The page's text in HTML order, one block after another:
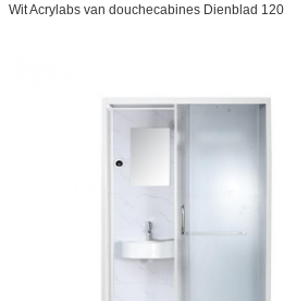
Wit Acrylabs van douchecabines Dienblad